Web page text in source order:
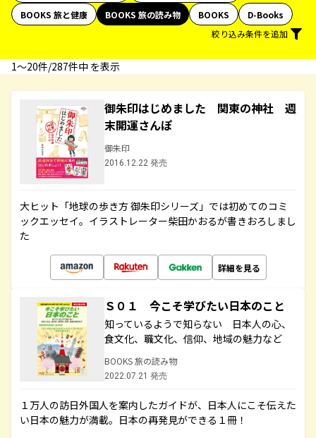
BOOKS 旅と健康
BOOKS 旅の読み物 BOOKS
D-Books
絞り込み条件を追加
1〜20件/287件中 を表示
御朱印はじめました 関東の神社 週
末開運さんぽ
御朱印
2016.12.22 発売
大ヒット「地球の歩き方 御朱印シリーズ」では初めてのコミ
ックエッセイ。イラストレーター柴田かおるが書きおろしまし
た
詳細を見る
Ｓ０１ 今こそ学びたい日本のこと
知っているようで知らない 日本人の心、
食文化、職文化、信仰、地域の魅力など
BOOKS 旅の読み物
2022.07.21 発売
１万人の訪日外国人を案内したガイドが、日本人にこそ伝えた
い日本の魅力が満載。日本の再発見ができる１冊！